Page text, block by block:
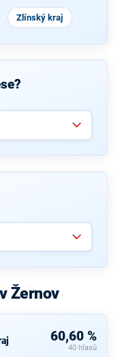
Zlínský kraj
Žernov
60,60 %
40 hlasů